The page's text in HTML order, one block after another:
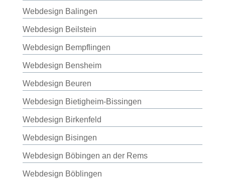
Webdesign Balingen
Webdesign Beilstein
Webdesign Bempflingen
Webdesign Bensheim
Webdesign Beuren
Webdesign Bietigheim-Bissingen
Webdesign Birkenfeld
Webdesign Bisingen
Webdesign Böbingen an der Rems
Webdesign Böblingen